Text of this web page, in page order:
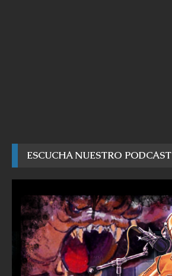
ESCUCHA NUESTRO PODCAST